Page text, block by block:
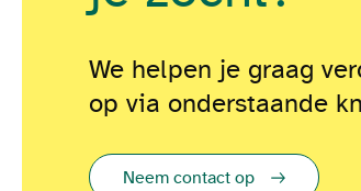
We helpen je graag
op via onderstaande
Neem contact op